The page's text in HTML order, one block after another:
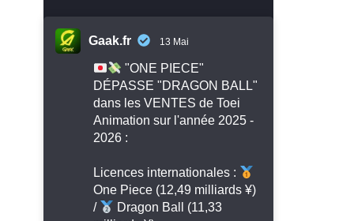
Gaak.fr 13 Mai
"ONE PIECE"
DÉPASSE "DRAGON BALL"
dans les VENTES de Toei
Animation sur l'année 2025 -
2026 :
Licences internationales :
One Piece (12,49 milliards ¥)
/
Dragon Ball (11,33